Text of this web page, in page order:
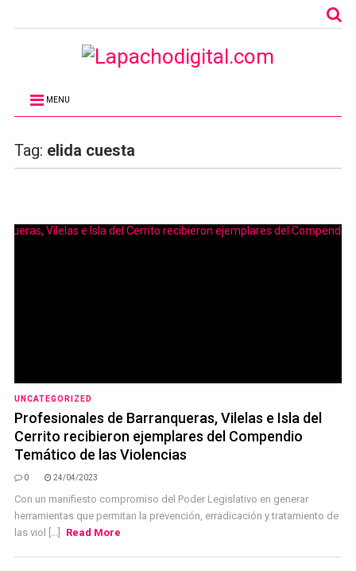
MENU
Tag: elida cuesta
UNCATEGORIZED
Profesionales de Barranqueras, Vilelas e Isla del
Cerrito recibieron ejemplares del Compendio
Temático de las Violencias
0 24/04/2023
Con un manifiesto compromiso del Poder Legislativo en generar
herramientas que permitan la prevención, erradicación y tratamiento de
las viol [...]
Read More